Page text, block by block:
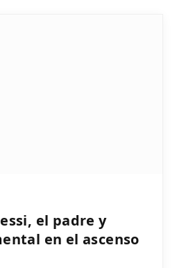
el padre y
en el ascenso